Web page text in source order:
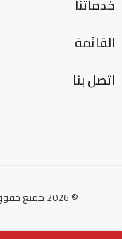
خدماتنا
القائمة
اتصل بنا
© 2026 جميع حقوق الملكية محفوظة لشركة